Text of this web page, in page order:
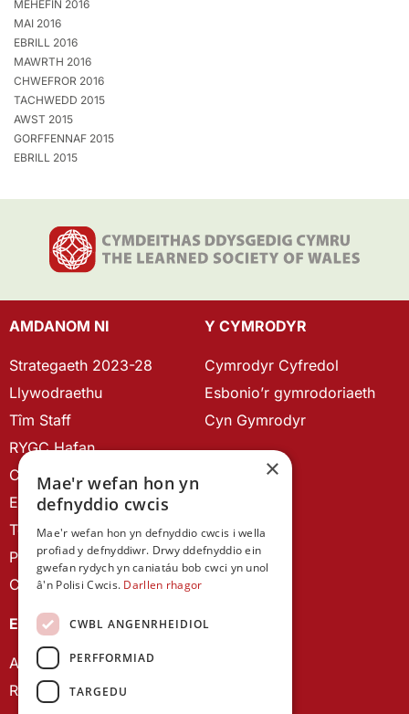
MEHEFIN 2016
MAI 2016
EBRILL 2016
MAWRTH 2016
CHWEFROR 2016
TACHWEDD 2015
AWST 2015
GORFFENNAF 2015
EBRILL 2015
AMDANOM NI
Strategaeth 2023-28
Llywodraethu
Tîm Staff
RYGC Hafan
Canllawiau brandio
Ein Hanes
Telerau ac Amodau
Polisi Preifatrwydd
Cysylltu â ni
Y CYMRODYR
Cymrodyr Cyfredol
Esbonio’r gymrodoriaeth
Cyn Gymrodyr
EIN CYHOEDDIADAU
Astudiaethau Cymreig
Rhwydwaith Ymchwil Gyrfa Cynnar
×
Mae'r wefan hon yn
defnyddio cwcis
Mae'r wefan hon yn defnyddio cwcis i wella
profiad y defnyddiwr. Drwy ddefnyddio ein
gwefan rydych yn caniatáu bob cwci yn unol
â'n Polisi Cwcis. Darllen rhagor
CWBL ANGENRHEIDIOL
PERFFORMIAD
TARGEDU